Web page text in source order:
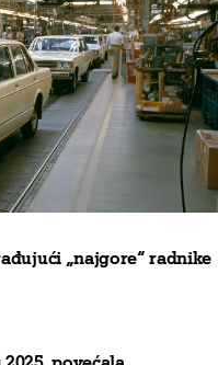
„najgore“ radnike